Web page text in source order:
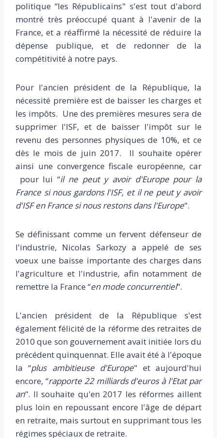
politique “les Républicains" s'est tout d'abord
montré très préoccupé quant à l'avenir de la
France, et a réaffirmé la nécessité de réduire la
dépense publique, et de redonner de la
compétitivité à notre pays.
Pour l'ancien président de la République, la
nécessité première est de baisser les charges et
les impôts. Une des premières mesures sera de
supprimer l'ISF, et de baisser l'impôt sur le
revenu des personnes physiques de 10%, et ce
dès le mois de juin 2017. Il souhaite opérer
ainsi une convergence fiscale européenne, car
pour lui “il ne peut y avoir d'Europe pour la
France si nous gardons l'ISF, et il ne peut y avoir
d'ISF en France si nous restons dans l'Europe".
Se définissant comme un fervent défenseur de
l'industrie, Nicolas Sarkozy a appelé de ses
voeux une baisse importante des charges dans
l'agriculture et l'industrie, afin notamment de
remettre la France “en mode concurrentiel".
L'ancien président de la République s'est
également félicité de la réforme des retraites de
2010 que son gouvernement avait initiée lors du
précédent quinquennat. Elle avait été à l'époque
la “plus ambitieuse d'Europe" et aujourd'hui
encore, “rapporte 22 milliards d'euros à l'Etat par
an". Il souhaite qu'en 2017 les réformes aillent
plus loin en repoussant encore l'âge de départ
en retraite, mais surtout en supprimant tous les
régimes spéciaux de retraite.